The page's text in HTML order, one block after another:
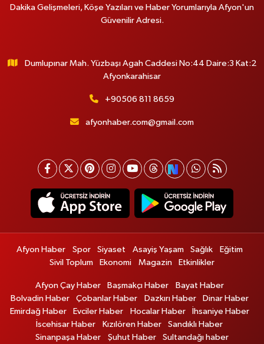
Dakika Gelişmeleri, Köşe Yazıları ve Haber Yorumlarıyla Afyon'un
Güvenilir Adresi.
Dumlupınar Mah. Yüzbaşı Agah Caddesi No:44 Daire:3 Kat:2
Afyonkarahisar
+90506 811 8659
afyonhaber.com@gmail.com
Afyon Haber Spor Siyaset Asayiş Yaşam Sağlık
Eğitim
Sivil Toplum
Ekonomi Magazin Etkinlikler
Afyon Çay Haber Başmakçı Haber
Bayat Haber
Bolvadin Haber
Çobanlar Haber Dazkırı Haber
Dinar Haber
Emirdağ Haber
Evciler Haber Hocalar Haber
İhsaniye Haber
İscehisar Haber
Kızılören Haber
Sandıklı Haber
Sinanpaşa Haber
Şuhut Haber Sultandağı haber